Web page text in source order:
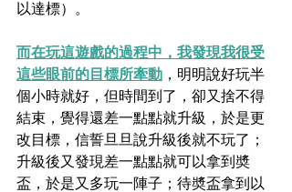
以達標）。
而在玩這遊戲的過程中，我發現我很受
這些眼前的目標所牽動 ，明明說好玩半
個小時就好，但時間到了，卻又捨不得
結束，覺得還差一點點就升級，於是更
改目標，信誓旦旦說升級後就不玩了；
升級後又發現差一點點就可以拿到奬
盃，於是又多玩一陣子；待奬盃拿到以